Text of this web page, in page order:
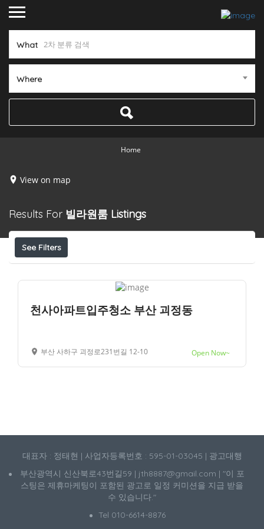
What
Where
Home
View on map
Results For 빌라원룸 Listings
See Filters
천사아파트입주청소 부산 괴정동
부산 사하구 괴정로231번길 12-10 Open Now~
대표자 : 정태현 | 사업자등록번호 : 595-01-03045 | 광고대행
부산광역시 신산북로43번길59 | jth8887@gmail.com | "이 포
스팅은 제휴마케팅이 포함된 광고로 일정 커미션을 지급 받을
수 있습니다."
Tel 010-6614-8876